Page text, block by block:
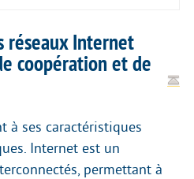
réseaux Internet
coopération et de
à ses caractéristiques
Internet est un
permettant à